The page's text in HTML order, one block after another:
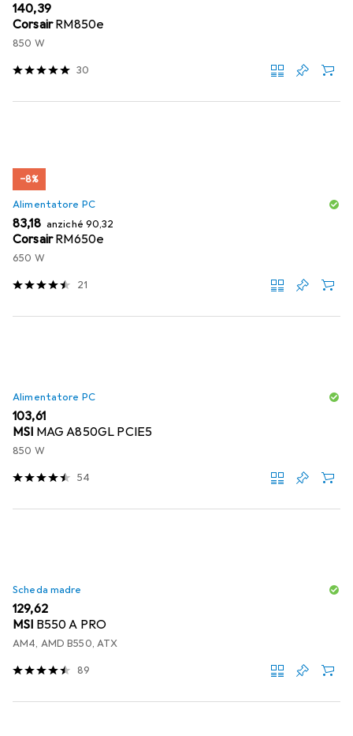
EUR
140,39
CorsairRM850e
850 W
30
−8%
Alimentatore PC
EUR
83,18 anziché EUR
90,32
CorsairRM650e
650 W
21
Alimentatore PC
EUR
103,61
MSI MAG A850GL PCIE5
850 W
54
Scheda madre
EUR
129,62
MSI B550 A PRO
AM4, AMD B550, ATX
89